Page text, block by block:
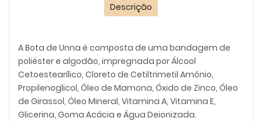
Descrição
A Bota de Unna é composta de uma bandagem de
poliéster e algodão, impregnada por Álcool
Cetoestearílico, Cloreto de Cetiltrimetil Amônio,
Propilenoglicol, Óleo de Mamona, Óxido de Zinco, Óleo
de Girassol, Óleo Mineral, Vitamina A, Vitamina E,
Glicerina, Goma Acácia e Água Deionizada.